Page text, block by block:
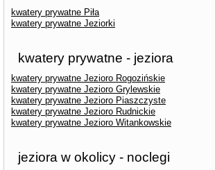
kwatery prywatne Piła
kwatery prywatne Jeziorki
kwatery prywatne - jeziora
kwatery prywatne Jezioro Rogozińskie
kwatery prywatne Jezioro Grylewskie
kwatery prywatne Jezioro Piaszczyste
kwatery prywatne Jezioro Rudnickie
kwatery prywatne Jezioro Witankowskie
jeziora w okolicy - noclegi